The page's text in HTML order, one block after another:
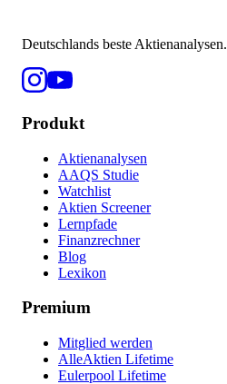
Deutschlands beste Aktienanalysen.
Produkt
Aktienanalysen
AAQS Studie
Watchlist
Aktien Screener
Lernpfade
Finanzrechner
Blog
Lexikon
Premium
Mitglied werden
AlleAktien Lifetime
Eulerpool Lifetime